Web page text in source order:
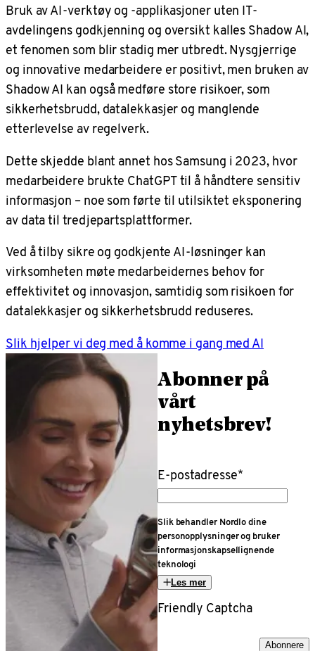
Bruk av AI-verktøy og -applikasjoner uten IT-
avdelingens godkjenning og oversikt kalles Shadow AI,
et fenomen som blir stadig mer utbredt. Nysgjerrige
og innovative medarbeidere er positivt, men bruken av
Shadow AI kan også medføre store risikoer, som
sikkerhetsbrudd, datalekkasjer og manglende
etterlevelse av regelverk.
Dette skjedde blant annet hos Samsung i 2023, hvor
medarbeidere brukte ChatGPT til å håndtere sensitiv
informasjon – noe som førte til utilsiktet eksponering
av data til tredjepartsplattformer.
Ved å tilby sikre og godkjente AI-løsninger kan
virksomheten møte medarbeidernes behov for
effektivitet og innovasjon, samtidig som risikoen for
datalekkasjer og sikkerhetsbrudd reduseres.
Slik hjelper vi deg med å komme i gang med AI
Abonner på
vårt
nyhetsbrev!
E-postadresse*
Slik behandler Nordlo dine
personopplysninger og bruker
informasjonskapsellignende
teknologi
Les mer
Friendly Captcha
Abonnere